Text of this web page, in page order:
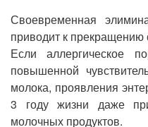
Своевременная
приводит к прекращению
Если аллергическое
повышенной
молока, проявления
3 году жизни даже
молочных продуктов.